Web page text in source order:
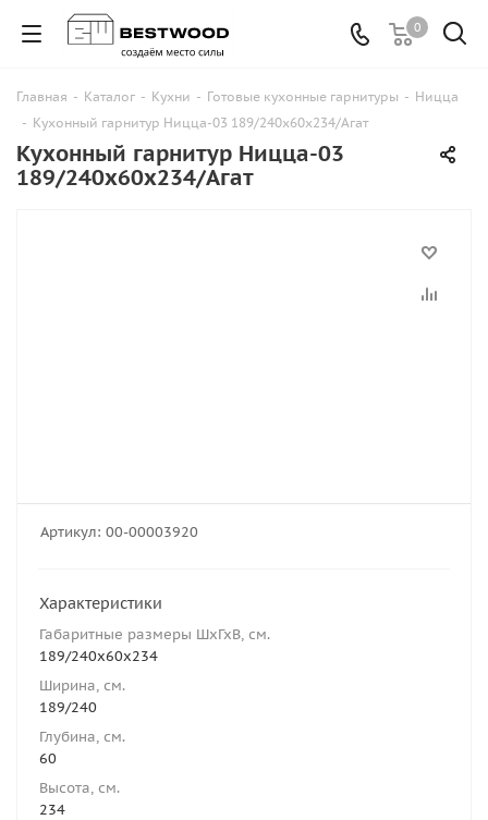
0
Главная - Каталог - Кухни - Готовые кухонные гарнитуры - Ницца
- Кухонный гарнитур Ницца-03 189/240х60х234/Агат
Кухонный гарнитур Ницца-03
189/240х60х234/Агат
Артикул: 00-00003920
Характеристики
Габаритные размеры ШхГхВ, см.
189/240х60х234
Ширина, см.
189/240
Глубина, см.
60
Высота, см.
234